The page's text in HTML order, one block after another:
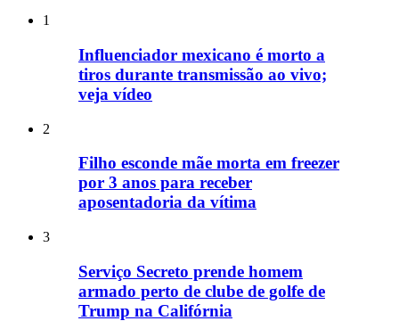
1
Influenciador mexicano é morto a
tiros durante transmissão ao vivo;
veja vídeo
2
Filho esconde mãe morta em freezer
por 3 anos para receber
aposentadoria da vítima
3
Serviço Secreto prende homem
armado perto de clube de golfe de
Trump na Califórnia